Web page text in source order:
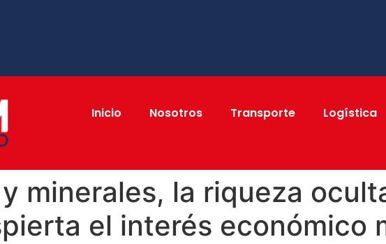
Inicio Nosotros Transporte Logística
minerales, la riqueza
el interés económico